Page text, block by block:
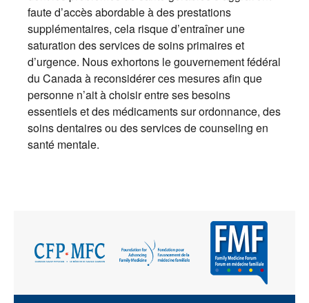
faute d’accès abordable à des prestations
supplémentaires, cela risque d’entraîner une
saturation des services de soins primaires et
d’urgence. Nous exhortons le gouvernement fédéral
du Canada à reconsidérer ces mesures afin que
personne n’ait à choisir entre ses besoins
essentiels et des médicaments sur ordonnance, des
soins dentaires ou des services de counseling en
santé mentale.